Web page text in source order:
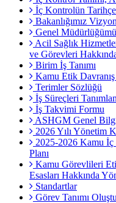
İç Kontrolün
Bakanlığımız
Genel
Acil Sağlık
ve Görevleri
Birim İş Tanımı
Kamu Etik
Terimler Sözlüğü
İş Süreçleri
İş Takvimi Formu
ASHGM Genel
2026 Yılı Yönetim
2025-2026 Kamu
Planı
Kamu Görevlileri
Esasları Hakkında
Standartlar
Görev Tanımı